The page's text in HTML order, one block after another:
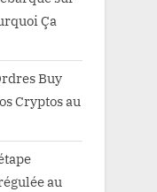
Ça
Buy
Cryptos au
au